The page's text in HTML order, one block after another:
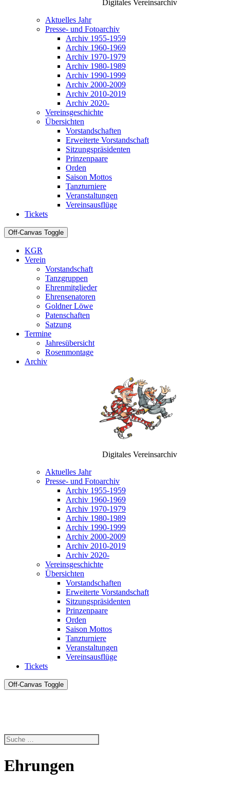
Digitales Vereinsarchiv
Aktuelles Jahr
Presse- und Fotoarchiv
Archiv 1955-1959
Archiv 1960-1969
Archiv 1970-1979
Archiv 1980-1989
Archiv 1990-1999
Archiv 2000-2009
Archiv 2010-2019
Archiv 2020-
Vereinsgeschichte
Übersichten
Vorstandschaften
Erweiterte Vorstandschaft
Sitzungspräsidenten
Prinzenpaare
Orden
Saison Mottos
Tanzturniere
Veranstaltungen
Vereinsausflüge
Tickets
Off-Canvas Toggle
KGR
Verein
Vorstandschaft
Tanzgruppen
Ehrenmitglieder
Ehrensenatoren
Goldner Löwe
Patenschaften
Satzung
Termine
Jahresübersicht
Rosenmontage
Archiv
Digitales Vereinsarchiv
Aktuelles Jahr
Presse- und Fotoarchiv
Archiv 1955-1959
Archiv 1960-1969
Archiv 1970-1979
Archiv 1980-1989
Archiv 1990-1999
Archiv 2000-2009
Archiv 2010-2019
Archiv 2020-
Vereinsgeschichte
Übersichten
Vorstandschaften
Erweiterte Vorstandschaft
Sitzungspräsidenten
Prinzenpaare
Orden
Saison Mottos
Tanzturniere
Veranstaltungen
Vereinsausflüge
Tickets
Off-Canvas Toggle
Ehrungen